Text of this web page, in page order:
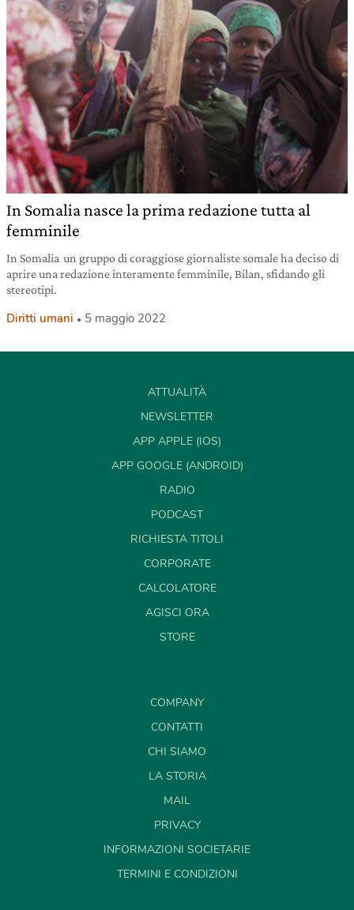
In Somalia nasce la prima redazione tutta al
femminile
In Somalia un gruppo di coraggiose giornaliste somale ha deciso di
aprire una redazione interamente femminile, Bilan, sfidando gli
stereotipi.
Diritti umani 5 maggio 2022
ATTUALITÀ
NEWSLETTER
APP APPLE (IOS)
APP GOOGLE (ANDROID)
RADIO
PODCAST
RICHIESTA TITOLI
CORPORATE
CALCOLATORE
AGISCI ORA
STORE
COMPANY
CONTATTI
CHI SIAMO
LA STORIA
MAIL
PRIVACY
INFORMAZIONI SOCIETARIE
TERMINI E CONDIZIONI